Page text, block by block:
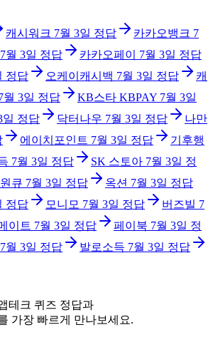
캐시워크 7월 3일 정답 카카오뱅크 7
7월 3일 정답 카카오페이 7월 3일 정답
정답 오케이캐시백 7월 3일 정답
캐
월 3일 정답 KB스타 KBPAY 7월 3일
일 정답 닥터나우 7월 3일 정답
나만
에이치포인트 7월 3일 정답
기후행
7월 3일 정답 SK 스토아 7월 3일 정
큐 7월 3일 정답 옥션 7월 3일 정답
정답 모니모 7월 3일 정답 버즈빌 7
이트 7월 3일 정답 페이북 7월 3일 정
7월 3일 정답 발로소득 7월 3일 정답
테크 퀴즈 정답과
가장 빠르게 만나보세요.